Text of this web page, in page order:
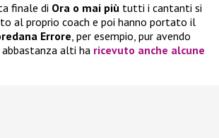
finale di Ora o mai più tutti i cantanti si
al proprio coach e poi hanno portato il
Errore, per esempio, pur avendo
alti ha ricevuto anche alcune